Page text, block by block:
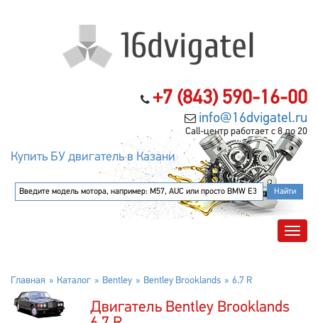
+7 (843) 590-16-00
info@16dvigatel.ru
Call-центр работает с 8 до 20
Купить БУ двигатель в Казани
Главная Каталог Bentley Bentley Brooklands 6.7 R
Двигатель Bentley Brooklands